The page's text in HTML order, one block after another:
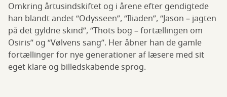
Omkring årtusindskiftet og i årene efter gendigtede
han blandt andet “Odysseen”, “Iliaden”, “Jason – jagten
på det gyldne skind”, “Thots bog – fortællingen om
Osiris” og “Vølvens sang”. Her åbner han de gamle
fortællinger for nye generationer af læsere med sit
eget klare og billedskabende sprog.